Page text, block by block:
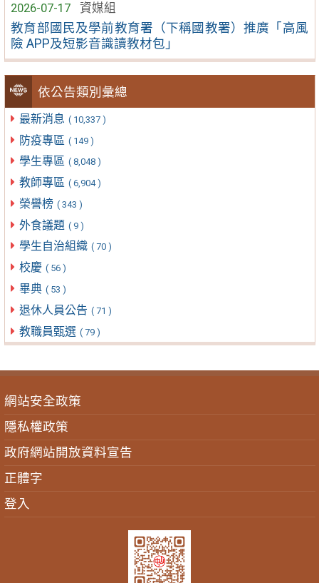
2026-07-17
資媒組
教育部國民及學前教育署（下稱國教署）推廣「高風
險 APP及短影音識讀教材包」
依公告類別彙總
最新消息 ( 10,337 )
防疫專區 ( 149 )
學生專區 ( 8,048 )
教師專區 ( 6,904 )
榮譽榜 ( 343 )
外食議題 ( 9 )
學生自治組織 ( 70 )
校慶 ( 56 )
畢典 ( 53 )
退休人員公告 ( 71 )
教職員甄選 ( 79 )
網站安全政策
隱私權政策
政府網站開放資料宣告
正體字
登入